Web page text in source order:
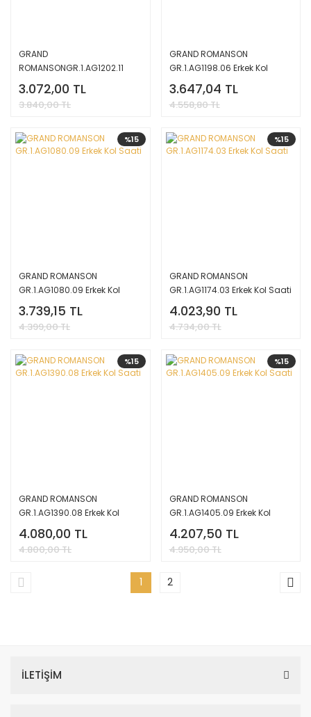
GRAND
ROMANSONGR.1.AG1202.11
Erkek Kol Saati
3.072,00 TL
3.840,00 TL
GRAND ROMANSON
GR.1.AG1198.06 Erkek Kol
Saati
3.647,04 TL
4.558,80 TL
%15
GRAND ROMANSON
GR.1.AG1080.09 Erkek Kol
Saati
3.739,15 TL
4.399,00 TL
%15
GRAND ROMANSON
GR.1.AG1174.03 Erkek Kol Saati
4.023,90 TL
4.734,00 TL
%15
GRAND ROMANSON
GR.1.AG1390.08 Erkek Kol
Saati
4.080,00 TL
4.800,00 TL
%15
GRAND ROMANSON
GR.1.AG1405.09 Erkek Kol
Saati
4.207,50 TL
4.950,00 TL
1 2
İLETİŞİM